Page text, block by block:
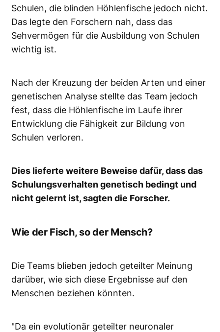
Schulen, die blinden Höhlenfische jedoch nicht.
Das legte den Forschern nah, dass das
Sehvermögen für die Ausbildung von Schulen
wichtig ist.
Nach der Kreuzung der beiden Arten und einer
genetischen Analyse stellte das Team jedoch
fest, dass die Höhlenfische im Laufe ihrer
Entwicklung die Fähigkeit zur Bildung von
Schulen verloren.
Dies lieferte weitere Beweise dafür, dass das
Schulungsverhalten genetisch bedingt und
nicht gelernt ist, sagten die Forscher.
Wie der Fisch, so der Mensch?
Die Teams blieben jedoch geteilter Meinung
darüber, wie sich diese Ergebnisse auf den
Menschen beziehen könnten.
"Da ein evolutionär geteilter neuronaler